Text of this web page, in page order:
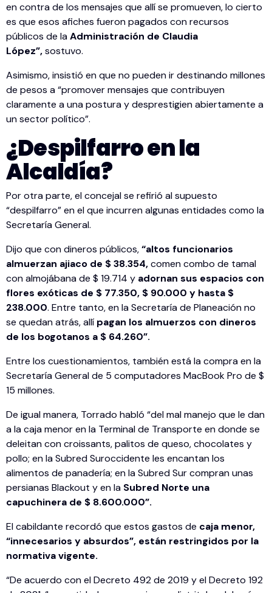
en contra de los mensajes que allí se promueven, lo cierto
es que esos afiches fueron pagados con recursos
públicos de laAdministración de Claudia
López”,sostuvo.
Asimismo, insistió en que no pueden ir destinando millones
de pesos a “promover mensajes que contribuyen
claramente a una postura y desprestigien abiertamente a
un sector político”.
¿Despilfarro en la
Alcaldía?
Por otra parte, el concejal se refirió al supuesto
“despilfarro” en el que incurren algunas entidades como la
Secretaría General.
Dijo que con dineros públicos,“altos funcionarios
almuerzan ajiaco de $ 38.354,comen combo de tamal
con almojábana de $ 19.714 y adornan sus espacios con
flores exóticas de $ 77.350, $ 90.000 y hasta $
238.000. Entre tanto, en la Secretaría de Planeación no
se quedan atrás, allí pagan los almuerzos con dineros
de los bogotanos a $ 64.260”.
Entre los cuestionamientos, también está la compra en la
Secretaría General de 5 computadores MacBook Pro de $
15 millones.
De igual manera, Torrado habló “del mal manejo que le dan
a la caja menor en la Terminal de Transporte en donde se
deleitan con croissants, palitos de queso, chocolates y
pollo; en la Subred Suroccidente les encantan los
alimentos de panadería; en la Subred Sur compran unas
persianas Blackout y en la Subred Norte una
capuchinera de $ 8.600.000”.
El cabildante recordó que estos gastos de caja menor,
“innecesarios y absurdos”, están restringidos por la
normativa vigente.
“De acuerdo con el Decreto 492 de 2019 y el Decreto 192